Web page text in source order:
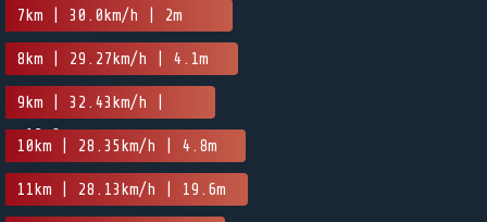
-23.3m
7km | 30.0km/h | 2m
8km | 29.27km/h | 4.1m
9km | 32.43km/h |
-12.8m
10km | 28.35km/h | 4.8m
11km | 28.13km/h | 19.6m